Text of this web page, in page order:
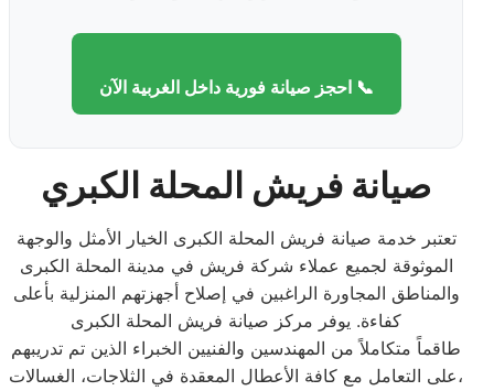
📞 احجز صيانة فورية داخل الغربية الآن
صيانة فريش المحلة الكبري
تعتبر خدمة صيانة فريش المحلة الكبرى الخيار الأمثل والوجهة
الموثوقة لجميع عملاء شركة فريش في مدينة المحلة الكبرى
والمناطق المجاورة الراغبين في إصلاح أجهزتهم المنزلية بأعلى
كفاءة. يوفر مركز صيانة فريش المحلة الكبرى
طاقماً متكاملاً من المهندسين والفنيين الخبراء الذين تم تدريبهم
على التعامل مع كافة الأعطال المعقدة في الثلاجات، الغسالات،